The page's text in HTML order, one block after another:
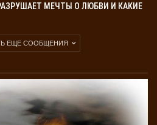
МЕЧТЫ О ЛЮБВИ И КАКИЕ
ЕЩЕ СООБЩЕНИЯ